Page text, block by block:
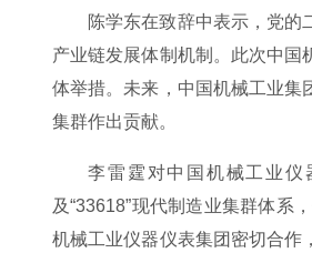
陈学东在致辞中表示，党的
产业链发展体制机制。此次中国
体举措。未来，中国机械工业集
集群作出贡献。
李雷霆对中国机械工业仪
及“33618”现代制造业集群体系
机械工业仪器仪表集团密切合作